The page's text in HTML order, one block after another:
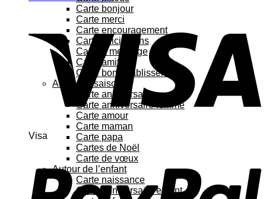
Visa
Carte bonjour
Carte merci
Carte encouragement
Carte félicitations
Carte à message
Carte amitié
Carte bon rétablissement
Au fil des saisons
Carte anniversaire
Carte anniversaire femme
Carte amour
Carte maman
Carte papa
Cartes de Noël
Carte de vœux
Autour de l’enfant
Carte naissance
Carte anniversaire enfant